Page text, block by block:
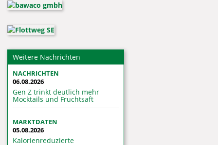
Weitere Nachrichten
NACHRICHTEN
06.08.2026
Gen Z trinkt deutlich mehr
Mocktails und Fruchtsaft
MARKTDATEN
05.08.2026
Kalorienreduzierte